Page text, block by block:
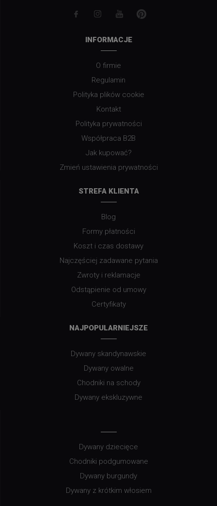
INFORMACJE
O firmie
Regulamin
Polityka plików cookie
Kontakt
Polityka prywatności
Współpraca B2B
Jak kupować?
Zmień ustawienia prywatności
STREFA KLIENTA
Blog
Formy płatności
Koszt i czas dostawy
Najczęściej zadawane pytania
Zwroty i reklamacje
Odstąpienie od umowy
Certyfikaty
NAJPOPULARNIEJSZE
Dywany skandynawskie
Dywany owalne
Chodniki na schody
Dywany ekskluzywne
Dywany dziecięce
Chodniki podgumowane
Dywany burgundy
Dywany z krótkim włosiem